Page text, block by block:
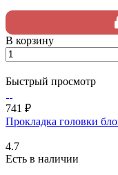
В корзину
Быстрый просмотр
741 ₽
Прокладка головки
4.7
Есть в наличии